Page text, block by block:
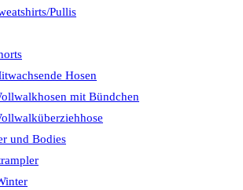
Pullis
Hosen
mit Bündchen
und Bodies